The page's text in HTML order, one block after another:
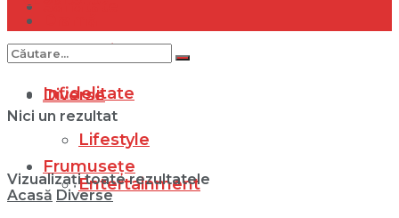
Internațional
Diverse
Lifestyle
Entertainment
Infidelitate
Frumusețe
Nici un rezultat
Vizualizați toate rezultatele
Acasă Diverse